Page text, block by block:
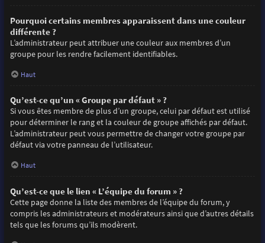
Pourquoi certains membres apparaissent dans une couleur
différente ?
L’administrateur peut attribuer une couleur aux membres d’un
groupe pour les rendre facilement identifiables.
Haut
Qu’est-ce qu’un « Groupe par défaut » ?
Si vous êtes membre de plus d’un groupe, celui par défaut est utilisé
pour déterminer le rang et la couleur de groupe affichés par défaut.
L’administrateur peut vous permettre de changer votre groupe par
défaut via votre panneau de l’utilisateur.
Haut
Qu’est-ce que le lien « L’équipe du forum » ?
Cette page donne la liste des membres de l’équipe du forum, y
compris les administrateurs et modérateurs ainsi que d’autres détails
tels que les forums qu’ils modèrent.